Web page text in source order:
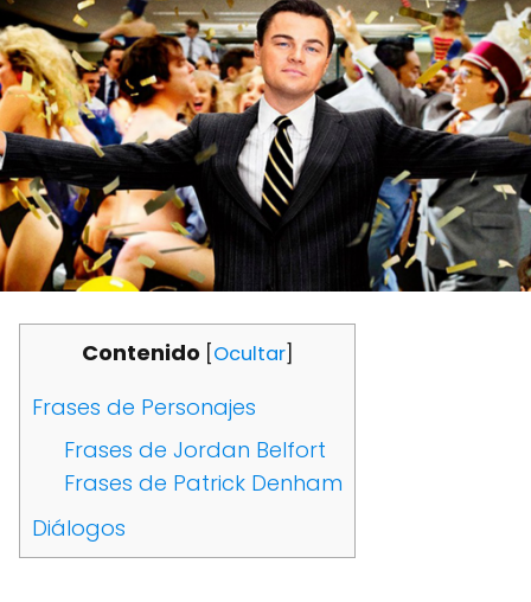
Contenido [Ocultar]
Frases de Personajes
Frases de Jordan Belfort
Frases de Patrick Denham
Diálogos